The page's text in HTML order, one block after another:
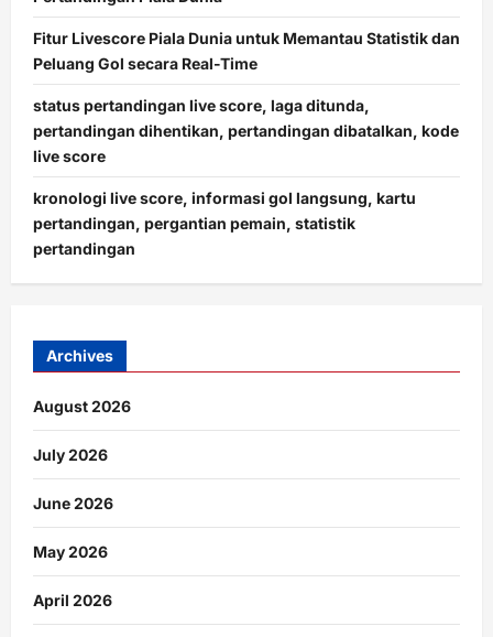
Fitur Livescore Piala Dunia untuk Memantau Statistik dan
Peluang Gol secara Real-Time
status pertandingan live score, laga ditunda,
pertandingan dihentikan, pertandingan dibatalkan, kode
live score
kronologi live score, informasi gol langsung, kartu
pertandingan, pergantian pemain, statistik
pertandingan
Archives
August 2026
July 2026
June 2026
May 2026
April 2026